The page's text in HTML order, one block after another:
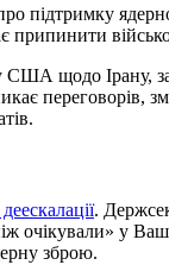
підтримку
припинити
щодо Ірану,
переговорів,
.
очікували» у
зброю.